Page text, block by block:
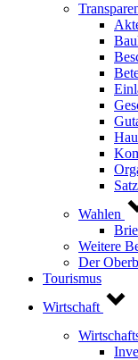
Wahlen
Weitere
Der
Tourismus
Wirtschaft